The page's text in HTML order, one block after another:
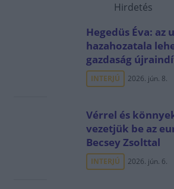
Hirdetés
Hegedüs Éva: az
hazahozatala
gazdaság
INTERJÚ 2026. jún. 8.
Vérrel és
vezetjük be az
Becsey Zsolttal
INTERJÚ 2026. jún. 6.